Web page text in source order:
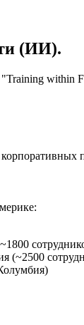
(ИИ).
within
(~2500